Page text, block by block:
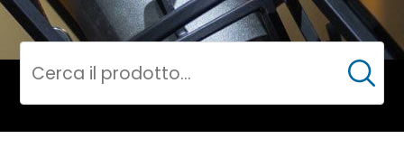
Cerca